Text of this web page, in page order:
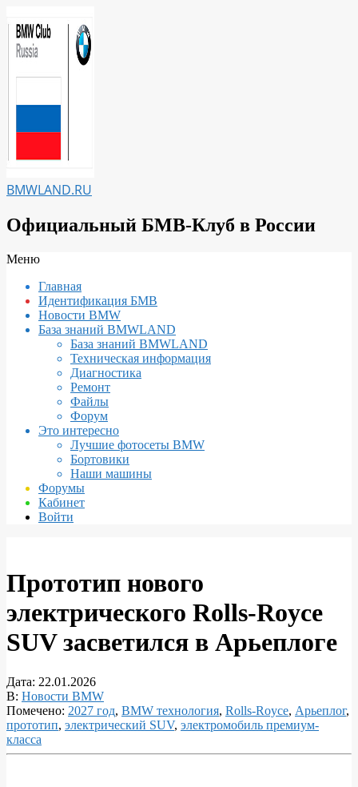
к
содержимому
BMWLAND.RU
Официальный БМВ-Клуб в России
Вторичное
навигации
Меню
Главная
Идентификация БМВ
Новости BMW
База знаний BMWLAND
База знаний BMWLAND
Техническая информация
Диагностика
Ремонт
Файлы
Форум
Это интересно
Лучшие фотосеты BMW
Бортовики
Наши машины
Форумы
Кабинет
Войти
Прототип нового
электрического Rolls-Royce
SUV засветился в Арьеплоге
Дата: 22.01.2026
В: Новости BMW
Помечено: 2027 год, BMW технология, Rolls-Royce, Арьеплог,
прототип, электрический SUV, электромобиль премиум-
класса